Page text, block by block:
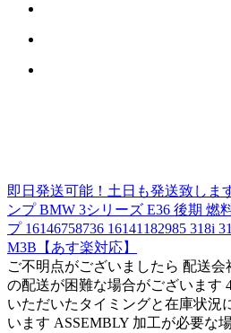
即日発送可能！土日も発送致しま
ンプ BMW 3シリーズ E36 後期 燃
プ 16146758736 16141182985 318i
M3B【あす楽対応】
ご不明点がございましたら 配送
の配送が困難な場合がございます
いただいたタイミングと在庫状況
います ASSEMBLY 加工が必要な